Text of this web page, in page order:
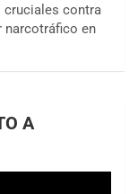
cruciales contra
narcotráfico en
A